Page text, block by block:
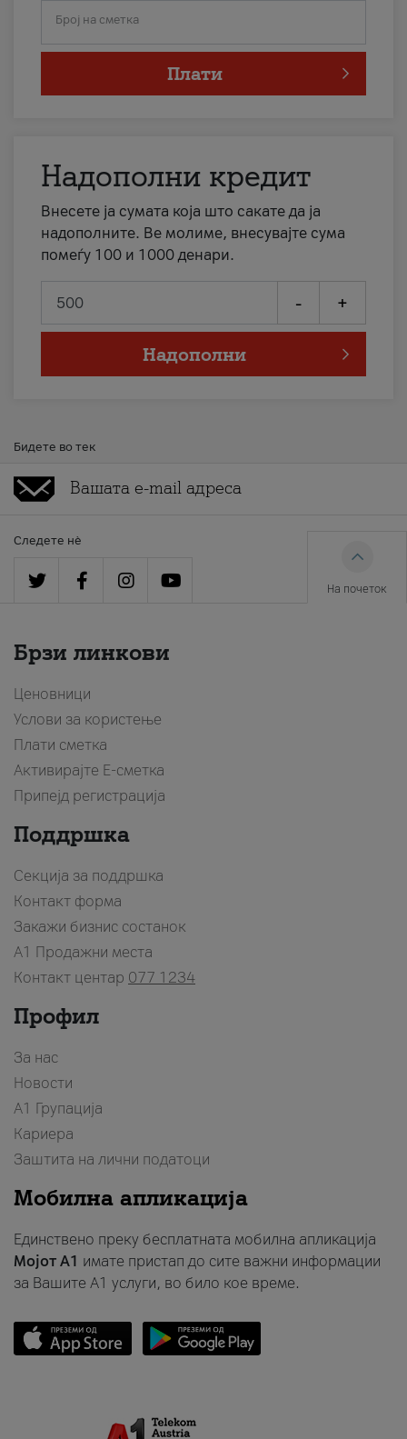
Број на сметка
Плати
Надополни кредит
Внесете ја сумата која што сакате да ја
надополните. Ве молиме, внесувајте сума
помеѓу 100 и 1000 денари.
- +
Надополни
Бидете во тек
Следете нè
На почеток
Брзи линкови
Ценовници
Услови за користење
Плати сметка
Активирајте Е-сметка
Припејд регистрација
Поддршка
Секција за поддршка
Контакт форма
Закажи бизнис состанок
A1 Продажни места
Контакт центар 077 1234
Профил
За нас
Новости
А1 Групација
Кариера
Заштита на лични податоци
Мобилна апликација
Единствено преку бесплатната мобилна апликација
Мојот A1 имате пристап до сите важни информации
за Вашите A1 услуги, во било кое време.